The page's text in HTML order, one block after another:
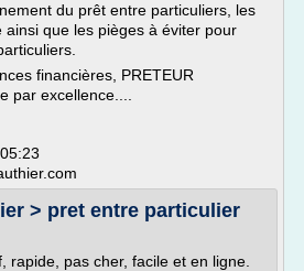
du prêt entre particuliers, les
ainsi que les pièges à éviter pour
financières, PRETEUR
par excellence....
> pret entre particulier
rapide, pas cher, facile et en ligne.